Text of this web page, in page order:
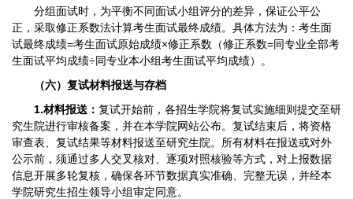
分组面试时，为平衡不同面试小组评分的差异，保证公平公
正，采取修正系数法计算考生面试最终成绩。具体方法为：考生面
试最终成绩=考生面试原始成绩×修正系数（修正系数=同专业全部考
生面试平均成绩÷同专业本小组考生面试平均成绩）。
（六）复试材料报送与存档
1.材料报送： 复试开始前，各招生学院将复试实施细则提交至研
究生院进行审核备案，并在本学院网站公布。复试结束后，将资格
审查表、复试结果等材料报送至研究生院。所有材料在报送或对外
公示前，须通过多人交叉核对、逐项对照核验等方式，对上报数据
信息开展多轮复核，确保各环节数据真实准确、完整无误，并经本
学院研究生招生领导小组审定同意。